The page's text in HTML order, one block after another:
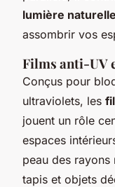
lumière naturelle
assombrir vos
Films anti-UV
Conçus pour
ultraviolets, les
jouent un rôle
espaces
peau des rayons
tapis et objets